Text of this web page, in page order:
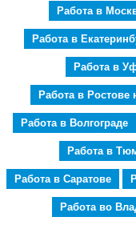
Работа в
Работа в
Работа в
Работа в Ростове
Работа в Волгограде
Работа в
Работа в Саратове
Работа во